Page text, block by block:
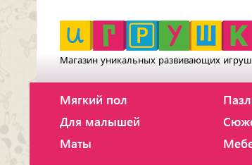
Магазин уникальных развивающих
Мягкий пол
Для малышей
Маты